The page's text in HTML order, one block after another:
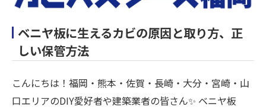
ベニヤ板に生えるカビの原因と取り方、正
しい保管方法
こんにちは！福岡・熊本・佐賀・長崎・大分・宮崎・山
口エリアのDIY愛好者や建築業者の皆さん✨ ベニヤ板